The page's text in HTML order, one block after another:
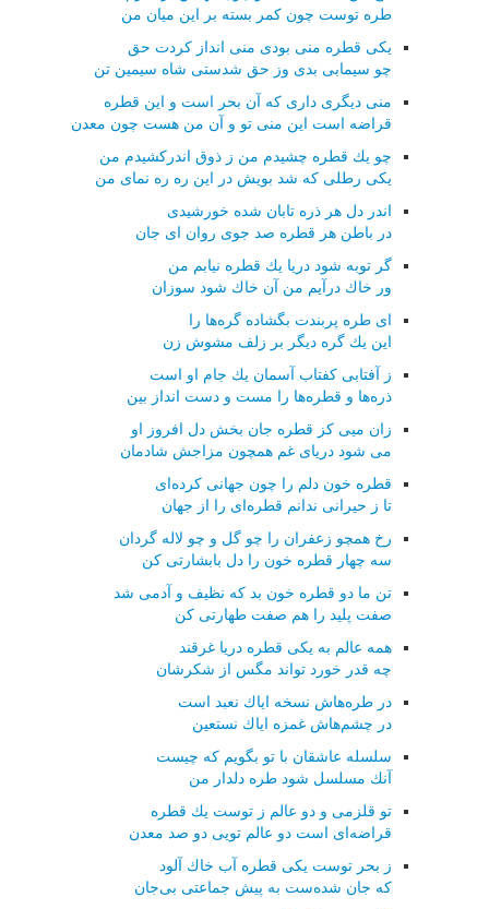
طره توست چون كمر بسته بر این میان من
یكی قطره منی بودی منی انداز كردت حق
چو سیمابی بدی وز حق شدستی شاه سیمین تن
منی دیگری داری كه آن بحر است و این قطره
قراضه است این منی تو و آن من هست چون معدن
چو یك قطره چشیدم من ز ذوق اندركشیدم من
یكی رطلی كه شد بویش در این ره ره نمای من
اندر دل هر ذره تابان شده خورشیدی
در باطن هر قطره صد جوی روان ای جان
گر توبه شود دریا یك قطره نیابم من
ور خاك درآیم من آن خاك شود سوزان
ای طره پربندت بگشاده گره‌ها را
این یك گره دیگر بر زلف مشوش زن
ز آفتابی كفتاب آسمان یك جام او است
ذره‌ها و قطره‌ها را مست و دست انداز بین
زان میی كز قطره جان بخش دل افروز او
می شود دریای غم همچون مزاجش شادمان
قطره خون دلم را چون جهانی كرده‌ای
تا ز حیرانی ندانم قطره‌ای را از جهان
رخ همچو زعفران را چو گل و چو لاله گردان
سه چهار قطره خون را دل بابشارتی كن
تن ما دو قطره خون بد كه نظیف و آدمی شد
صفت پلید را هم صفت طهارتی كن
همه عالم به یكی قطره دریا غرقند
چه قدر خورد تواند مگس از شكرشان
در طره‌هاش نسخه ایاك نعبد است
در چشم‌هاش غمزه ایاك نستعین
سلسله عاشقان با تو بگویم كه چیست
آنك مسلسل شود طره دلدار من
تو قلزمی و دو عالم ز توست یك قطره
قراضه‌ای است دو عالم تویی دو صد معدن
ز بحر توست یكی قطره آب خاك آلود
كه جان شده‌ست به پیش جماعتی بی‌جان